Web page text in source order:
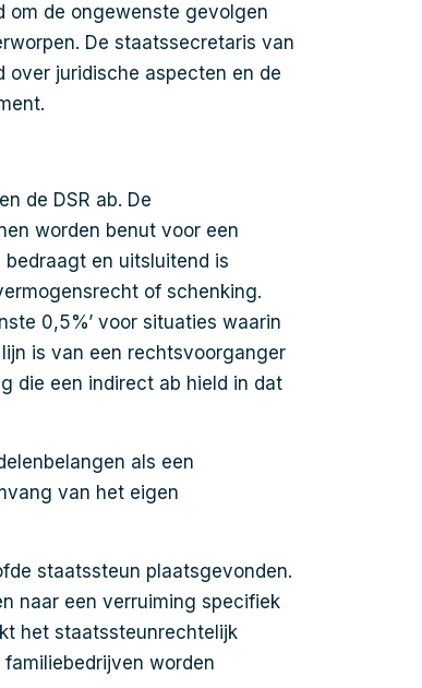
om de ongewenste gevolgen
De staatssecretaris van
over juridische aspecten en de
de DSR ab. De
worden benut voor een
en uitsluitend is
of schenking.
0,5%’ voor situaties waarin
is van een rechtsvoorganger
die een indirect ab hield in dat
als een
van het eigen
staatssteun plaatsgevonden.
naar een verruiming specifiek
het staatssteunrechtelijk
worden